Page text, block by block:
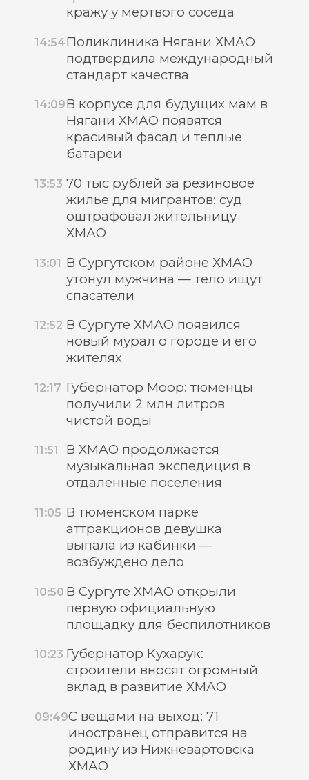
кражу у мертвого соседа
14:54Поликлиника Нягани ХМАО
подтвердила международный
стандарт качества
14:09В корпусе для будущих мам в
Нягани ХМАО появятся
красивый фасад и теплые
батареи
13:53 70 тыс рублей за резиновое
жилье для мигрантов: суд
оштрафовал жительницу
ХМАО
13:01 В Сургутском районе ХМАО
утонул мужчина — тело ищут
спасатели
12:52 В Сургуте ХМАО появился
новый мурал о городе и его
жителях
12:17 Губернатор Моор: тюменцы
получили 2 млн литров
чистой воды
11:51
В ХМАО продолжается
музыкальная экспедиция в
отдаленные поселения
11:05 В тюменском парке
аттракционов девушка
выпала из кабинки —
возбуждено дело
10:50 В Сургуте ХМАО открыли
первую официальную
площадку для беспилотников
10:23 Губернатор Кухарук:
строители вносят огромный
вклад в развитие ХМАО
09:49С вещами на выход: 71
иностранец отправится на
родину из Нижневартовска
ХМАО